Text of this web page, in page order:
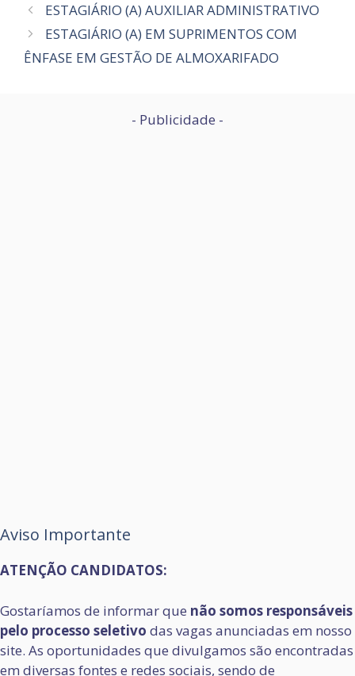
ESTAGIÁRIO (A) AUXILIAR ADMINISTRATIVO
ESTAGIÁRIO (A) EM SUPRIMENTOS COM
ÊNFASE EM GESTÃO DE ALMOXARIFADO
- Publicidade -
Aviso Importante
ATENÇÃO CANDIDATOS:
Gostaríamos de informar que não somos responsáveis
pelo processo seletivo das vagas anunciadas em nosso
site. As oportunidades que divulgamos são encontradas
em diversas fontes e redes sociais, sendo de